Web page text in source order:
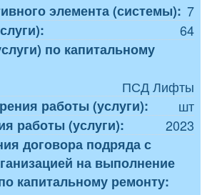
элемента (системы): 7
64
по капитальному
ПСД Лифты
работы (услуги):
шт
работы (услуги):
2023
договора подряда с
на выполнение
капитальному ремонту: